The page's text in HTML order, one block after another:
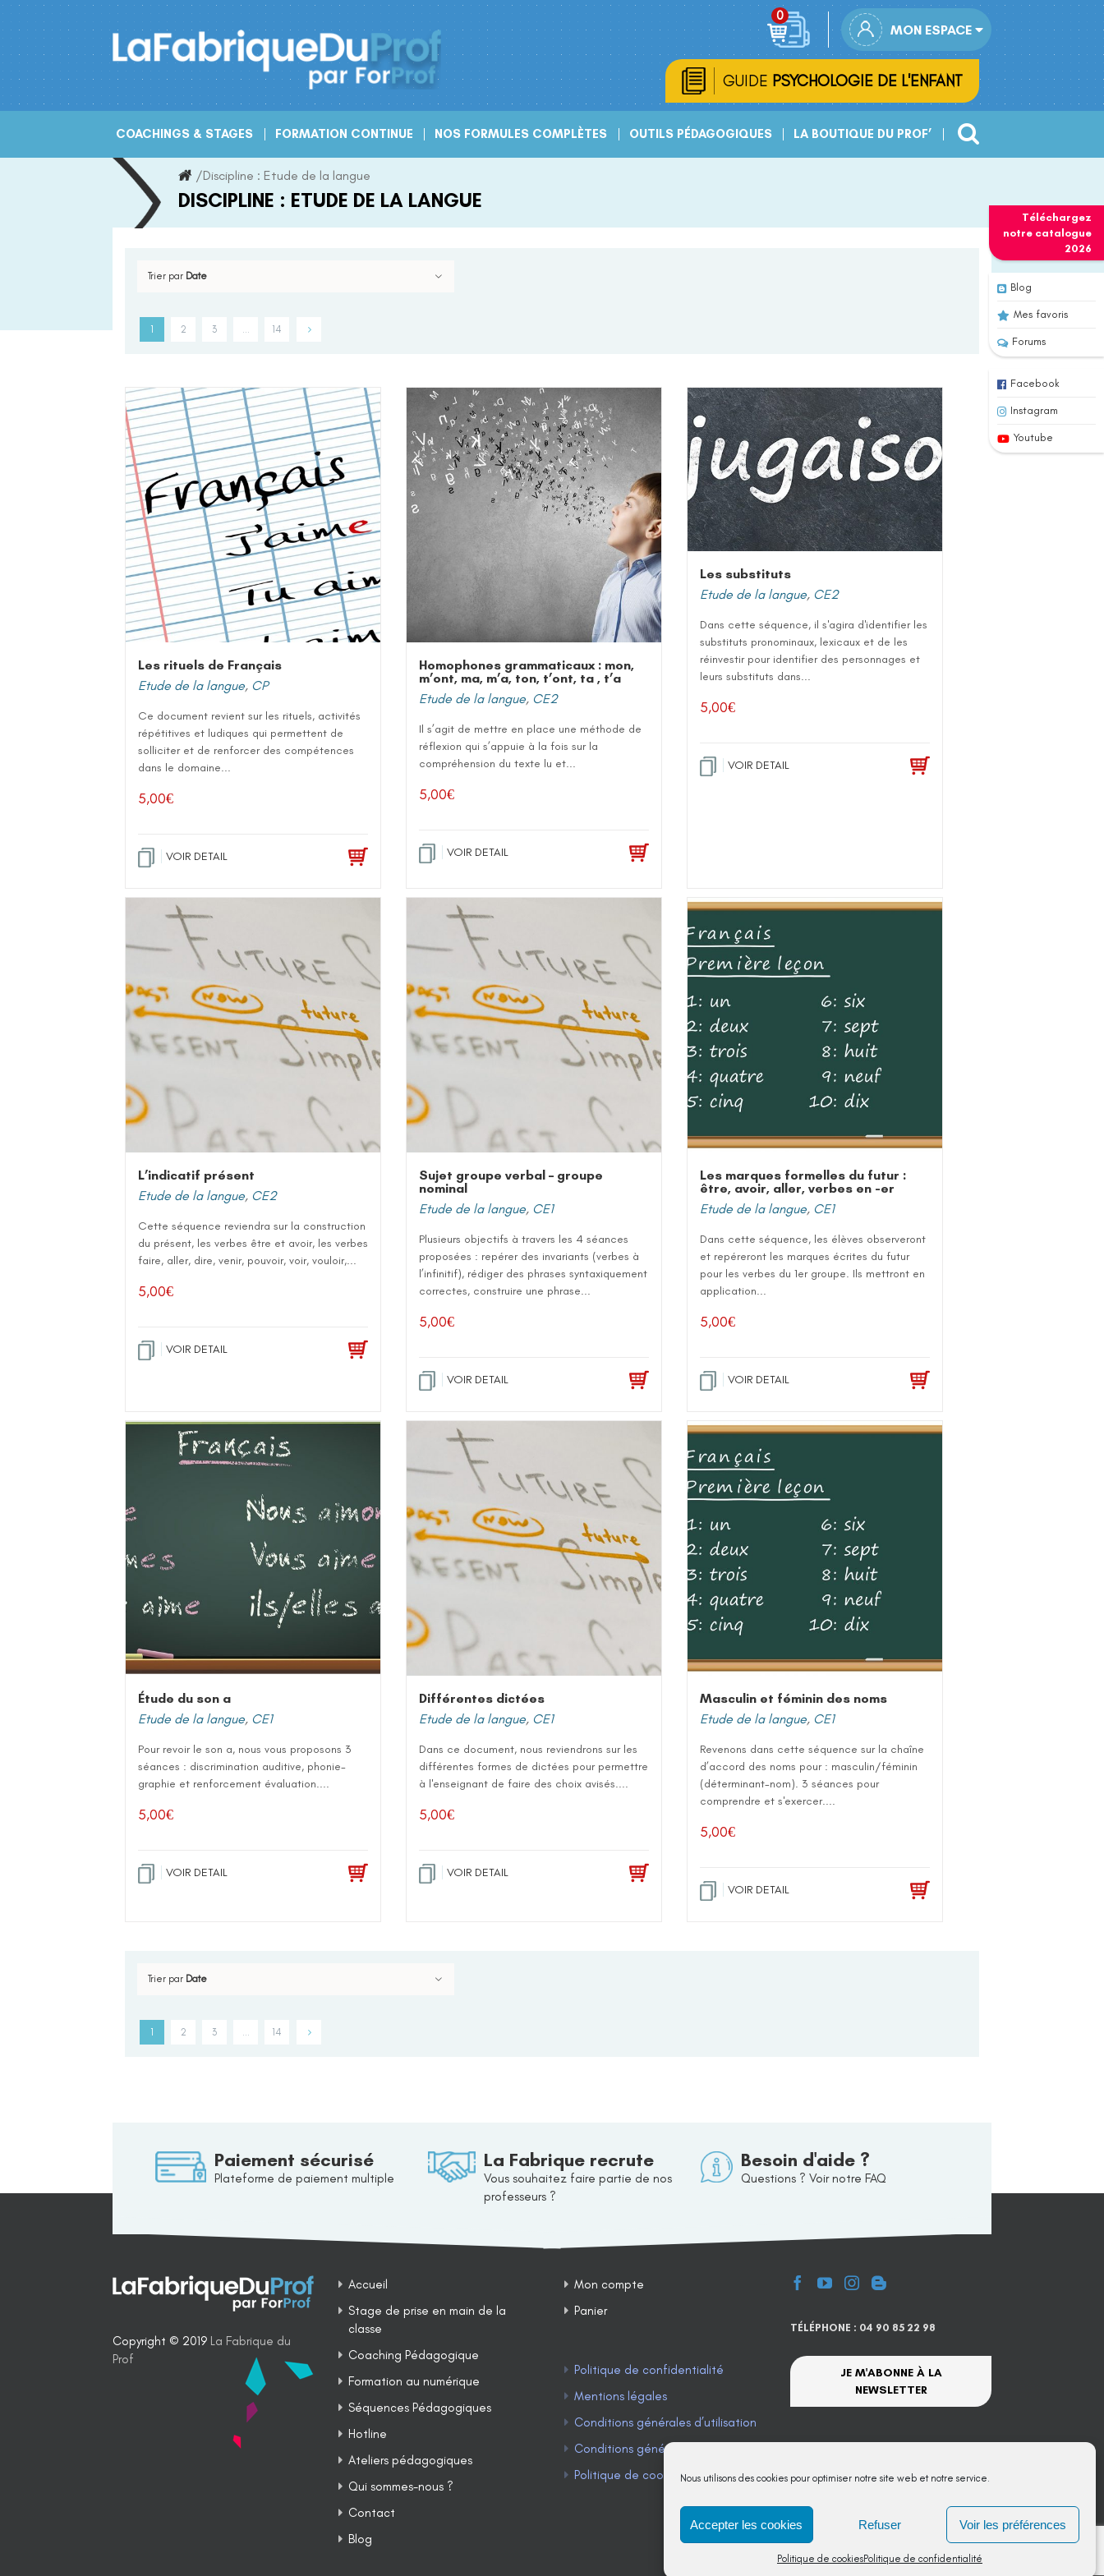
Nous utilisons des cookies pour optimiser notre site web et notre service.
Accepter les cookies Refuser Voir les préférences
Politique de cookiesPolitique de confidentialité
Téléchargez
notre catalogue
2026
Blog
Mes favoris
Forums
Facebook
Instagram
Youtube
Skip
to
MON ESPACE
GUIDE PSYCHOLOGIE DE L'ENFANT
COACHINGS & STAGES FORMATION CONTINUE NOS FORMULES COMPLÈTES OUTILS PÉDAGOGIQUES LA BOUTIQUE DU PROF’
/Discipline : Etude de la langue
DISCIPLINE : ETUDE DE LA LANGUE
Trier par Date
1 2 3 … 14
Les rituels de Français
Etude de la langue, CP
Ce document revient sur les rituels, activités
répétitives et ludiques qui permettent de
solliciter et de renforcer des compétences
dans le domaine...
5,00€
VOIR DETAIL
Homophones grammaticaux : mon,
m’ont, ma, m’a, ton, t’ont, ta , t’a
Etude de la langue, CE2
Il s’agit de mettre en place une méthode de
réflexion qui s’appuie à la fois sur la
compréhension du texte lu et...
5,00€
VOIR DETAIL
Les substituts
Etude de la langue, CE2
Dans cette séquence, il s'agira d'identifier les
substituts pronominaux, lexicaux et de les
réinvestir pour identifier des personnages et
leurs substituts dans...
5,00€
VOIR DETAIL
L’indicatif présent
Etude de la langue, CE2
Cette séquence reviendra sur la construction
du présent, les verbes être et avoir, les verbes
faire, aller, dire, venir, pouvoir, voir, vouloir,...
5,00€
VOIR DETAIL
Sujet groupe verbal – groupe
nominal
Etude de la langue, CE1
Plusieurs objectifs à travers les 4 séances
proposées : repérer des invariants (verbes à
l’infinitif), rédiger des phrases syntaxiquement
correctes, construire une phrase...
5,00€
VOIR DETAIL
Les marques formelles du futur :
être, avoir, aller, verbes en -er
Etude de la langue, CE1
Dans cette séquence, les élèves observeront
et repéreront les marques écrites du futur
pour les verbes du 1er groupe. Ils mettront en
application...
5,00€
VOIR DETAIL
Étude du son a
Etude de la langue, CE1
Pour revoir le son a, nous vous proposons 3
séances : discrimination auditive, phonie-
graphie et renforcement évaluation....
5,00€
VOIR DETAIL
Différentes dictées
Etude de la langue, CE1
Dans ce document, nous reviendrons sur les
différentes formes de dictées pour permettre
à l'enseignant de faire des choix avisés....
5,00€
VOIR DETAIL
Masculin et féminin des noms
Etude de la langue, CE1
Revenons dans cette séquence sur la chaîne
d’accord des noms pour : masculin/féminin
(déterminant-nom). 3 séances pour
comprendre et s'exercer....
5,00€
VOIR DETAIL
Trier par Date
1 2 3 … 14
Paiement sécurisé
Plateforme de paiement multiple
La Fabrique recrute
Vous souhaitez faire partie de nos
professeurs ?
Besoin d'aide ?
Questions ? Voir notre FAQ
Copyright © 2019 La Fabrique du
Prof
Accueil
Stage de prise en main de la
classe
Coaching Pédagogique
Formation au numérique
Séquences Pédagogiques
Hotline
Ateliers pédagogiques
Qui sommes-nous ?
Contact
Blog
Mon compte
Panier
Politique de confidentialité
Mentions légales
Conditions générales d’utilisation
Conditions générales de vente
Politique de cookies (UE)
TÉLÉPHONE : 04 90 85 22 98
JE M'ABONNE À LA
NEWSLETTER